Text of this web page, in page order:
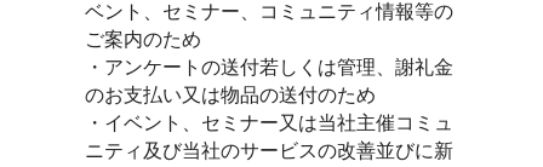
ベント、セミナー、コミュニティ情報等の
ご案内のため
・アンケートの送付若しくは管理、謝礼金
のお支払い又は物品の送付のため
・イベント、セミナー又は当社主催コミュ
ニティ及び当社のサービスの改善並びに新